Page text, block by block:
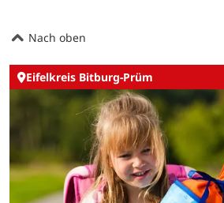
Nach oben
Eifelkreis Bitburg-Prüm